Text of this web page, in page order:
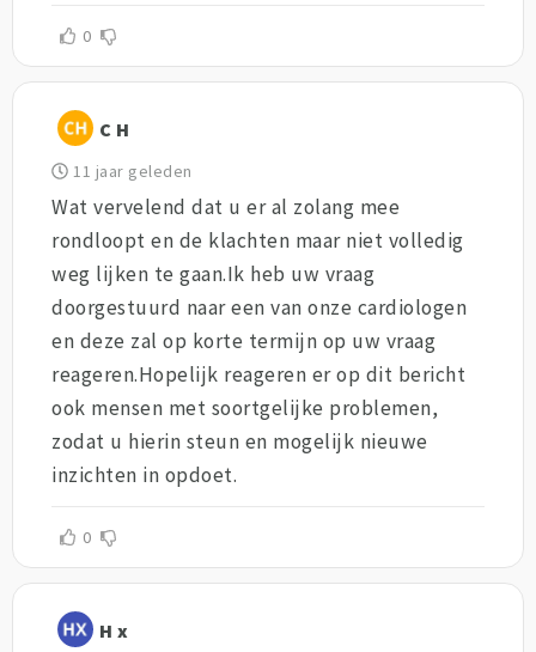
0
C H
11 jaar geleden
Wat vervelend dat u er al zolang mee
rondloopt en de klachten maar niet volledig
weg lijken te gaan.Ik heb uw vraag
doorgestuurd naar een van onze cardiologen
en deze zal op korte termijn op uw vraag
reageren.Hopelijk reageren er op dit bericht
ook mensen met soortgelijke problemen,
zodat u hierin steun en mogelijk nieuwe
inzichten in opdoet.
0
H x